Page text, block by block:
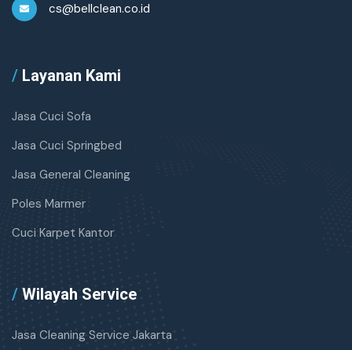
cs@bellclean.co.id
/ Layanan Kami
Jasa Cuci Sofa
Jasa Cuci Springbed
Jasa General Cleaning
Poles Marmer
Cuci Karpet Kantor
/ Wilayah Service
Jasa Cleaning Service Jakarta